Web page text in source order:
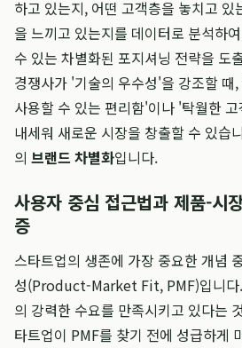
하고 있는지, 어떤 고객층을 놓치고
을 느끼고 있는지를 데이터로 분석하
수 있는 차별화된 포지셔닝 전략을 도
경쟁사가 '기술의 우수성'을 강조할 때
사용할 수 있는 편리함'이나 '탁월한
내세워 새로운 시장을 창출할 수 있습
의 브랜드 차별화입니다.
사용자 중심 접근법과 제품-시
증
스타트업의 생존에 가장 중요한 개념
성(Product-Market Fit, PMF)입니다
의 강력한 수요를 만족시키고 있다는
타트업이 PMF를 찾기 전에 성급하게